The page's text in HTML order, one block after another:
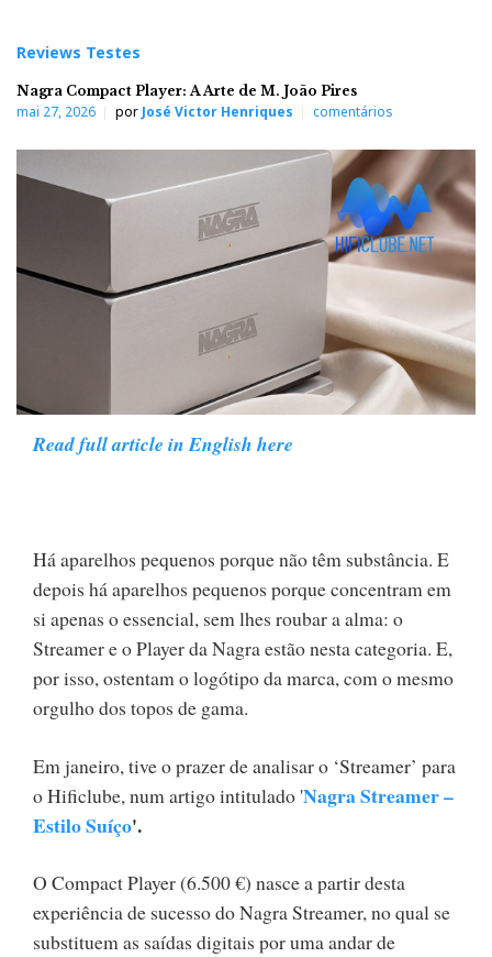
Reviews Testes
Nagra Compact Player: A Arte de M. João Pires
mai 27, 2026 por José Victor Henriques comentários
Read full article in English here
Há aparelhos pequenos porque não têm substância. E
depois há aparelhos pequenos porque concentram em
si apenas o essencial, sem lhes roubar a alma: o
Streamer e o Player da Nagra estão nesta categoria. E,
por isso, ostentam o logótipo da marca, com o mesmo
orgulho dos topos de gama.
Em janeiro, tive o prazer de analisar o ‘Streamer’ para
o Hificlube, num artigo intitulado 'Nagra Streamer –
Estilo Suíço'.
O Compact Player (6.500 €) nasce a partir desta
experiência de sucesso do Nagra Streamer, no qual se
substituem as saídas digitais por uma andar de